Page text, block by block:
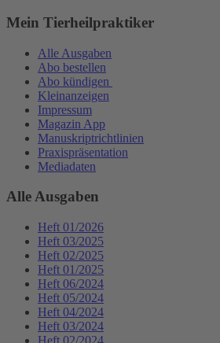
Mein Tierheilpraktiker
Alle Ausgaben
Abo bestellen
Abo kündigen
Kleinanzeigen
Impressum
Magazin App
Manuskriptrichtlinien
Praxispräsentation
Mediadaten
Alle Ausgaben
Heft 01/2026
Heft 03/2025
Heft 02/2025
Heft 01/2025
Heft 06/2024
Heft 05/2024
Heft 04/2024
Heft 03/2024